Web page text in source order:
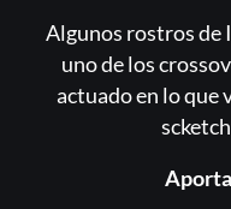
Algunos rostros de
uno de los
actuado en lo que